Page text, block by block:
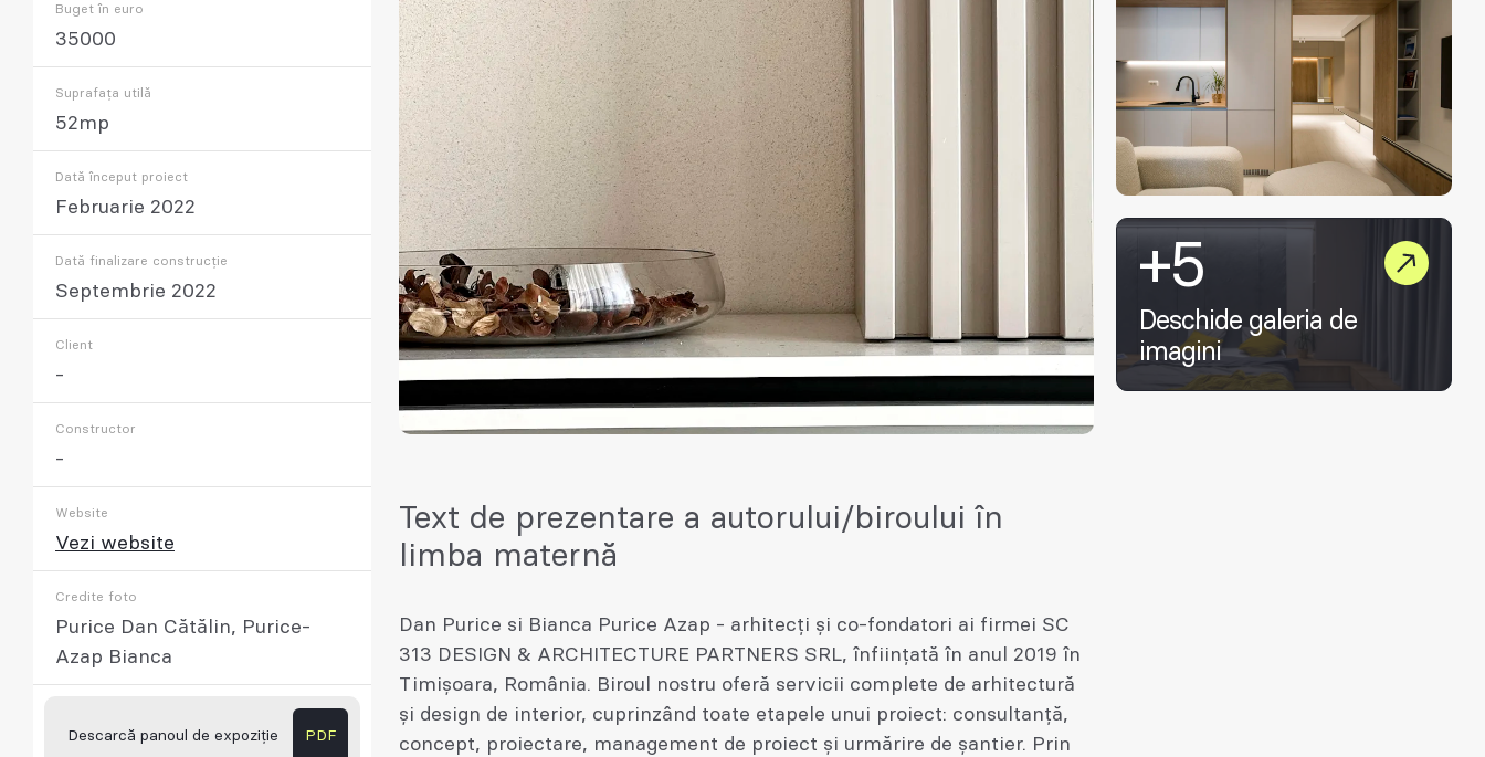
Buget în euro
35000
Suprafața utilă
52mp
Dată început proiect
Februarie 2022
Dată finalizare construcție
Septembrie 2022
Client
-
Constructor
-
Website
Vezi website
Credite foto
Purice Dan Cătălin, Purice-
Azap Bianca
Descarcă panoul de expoziție PDF
+5
Deschide galeria de
imagini
Text de prezentare a autorului/biroului în
limba maternă
Dan Purice si Bianca Purice Azap - arhitecți și co-fondatori ai firmei SC
313 DESIGN & ARCHITECTURE PARTNERS SRL, înființată în anul 2019 în
Timișoara, România. Biroul nostru oferă servicii complete de arhitectură
și design de interior, cuprinzând toate etapele unui proiect: consultanță,
concept, proiectare, management de proiect și urmărire de șantier. Prin